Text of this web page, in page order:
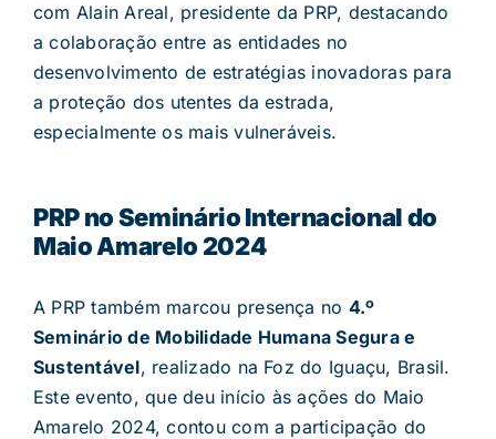
com Alain Areal, presidente da PRP, destacando
a colaboração entre as entidades no
desenvolvimento de estratégias inovadoras para
a proteção dos utentes da estrada,
especialmente os mais vulneráveis.
PRP no Seminário Internacional do
Maio Amarelo 2024
A PRP também marcou presença no 4.º
Seminário de Mobilidade Humana Segura e
Sustentável, realizado na Foz do Iguaçu, Brasil.
Este evento, que deu início às ações do Maio
Amarelo 2024, contou com a participação do